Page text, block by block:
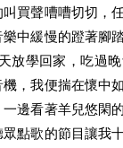
買聲嘈嘈切切，
中緩慢的蹬著腳
放學回家，吃過
，我便揣在懷中
邊看著羊兒悠閑
點歌的節目讓我